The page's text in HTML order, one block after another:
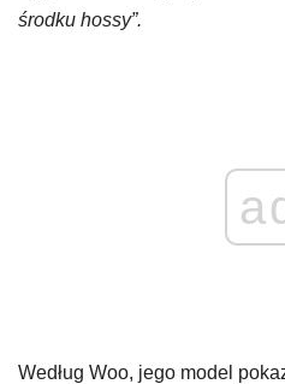
środku hossy”.
Według Woo, jego model